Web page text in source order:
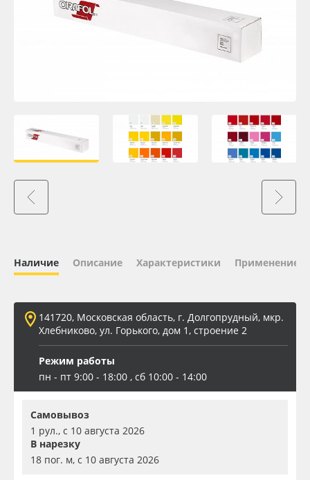
ПЭТ листовой
ПЭТ бэклит
Вспененный ПВХ
Заготовки для сувениров
Наличие Описание Характеристики Применение
141720, Московская область, г. Долгопрудный, мкр.
Хлебниково, ул. Горького, дом 1, строение 2
Режим работы
пн - пт 9:00 - 18:00 , сб 10:00 - 14:00
Самовывоз
1 рул., с 10 августа 2026
В нарезку
18 пог. м, с 10 августа 2026